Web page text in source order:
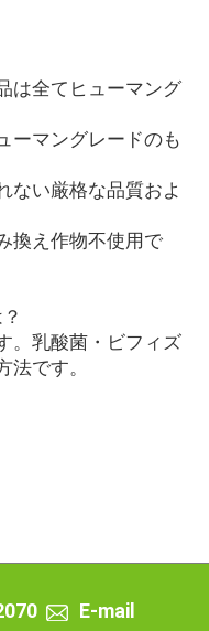
は全てヒューマング
ーマングレードのも
ない厳格な品質およ
換え作物不使用で
。乳酸菌・ビフィズ
法です。
E-mail